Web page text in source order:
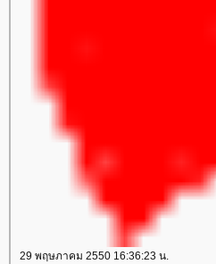
29 พฤษภาคม 2550 16:36:23 น.